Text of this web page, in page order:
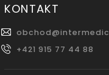
KONTAKT
obchod@
+421 915 77 44 88